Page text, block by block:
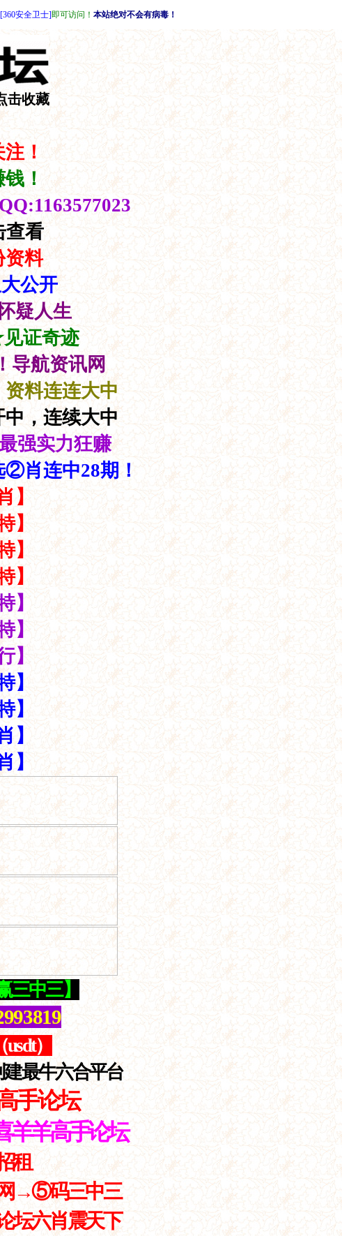
[360安全卫士]即可访问！ 本站绝对不会有病毒！